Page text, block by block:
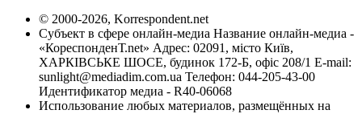
© 2000-2026, Korrespondent.net
Субъект в сфере онлайн-медиа Название онлайн-медиа -
«КореспонденТ.net» Адрес: 02091, місто Київ,
ХАРКІВСЬКЕ ШОСЕ, будинок 172-Б, офіс 208/1 E-mail:
sunlight@mediadim.com.ua Телефон: 044-205-43-00
Идентификатор медиа - R40-06068
Использование любых материалов, размещённых на